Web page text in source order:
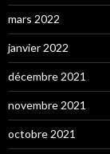
mars 2022
janvier 2022
décembre 2021
novembre 2021
octobre 2021